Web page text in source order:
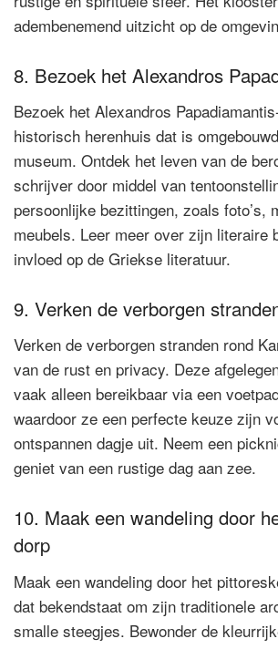
adembenemend uitzicht op de
8. Bezoek het Alexandros
Bezoek het Alexandros
historisch herenhuis dat is
museum. Ontdek het leven van de
schrijver door middel van
persoonlijke bezittingen, zoals foto’s,
meubels. Leer meer over zijn literaire
invloed op de Griekse literatuur.
9. Verken de verborgen
Verken de verborgen stranden rond
van de rust en privacy. Deze
vaak alleen bereikbaar via een
waardoor ze een perfecte keuze zijn
ontspannen dagje uit. Neem een
geniet van een rustige dag aan zee.
10. Maak een wandeling door
dorp
Maak een wandeling door het
dat bekendstaat om zijn traditionele
smalle steegjes. Bewonder de